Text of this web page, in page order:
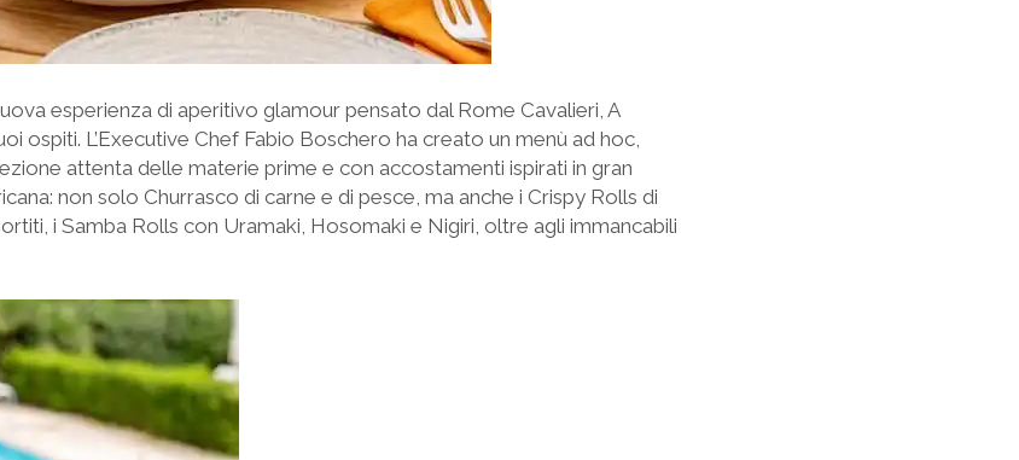
esperienza di aperitivo glamour pensato dal Rome Cavalieri, A
ospiti. L’Executive Chef Fabio Boschero ha creato un menù ad hoc,
attenta delle materie prime e con accostamenti ispirati in gran
non solo Churrasco di carne e di pesce, ma anche i Crispy Rolls di
i Samba Rolls con Uramaki, Hosomaki e Nigiri, oltre agli immancabili